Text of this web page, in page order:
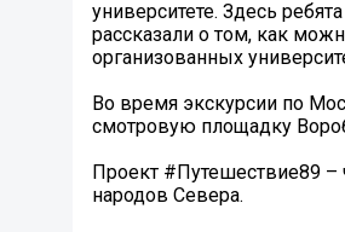
университете. Здесь
рассказали о том, как
организованных
Во время экскурсии по
смотровую площадку
Проект #Путешествие89
народов Севера.